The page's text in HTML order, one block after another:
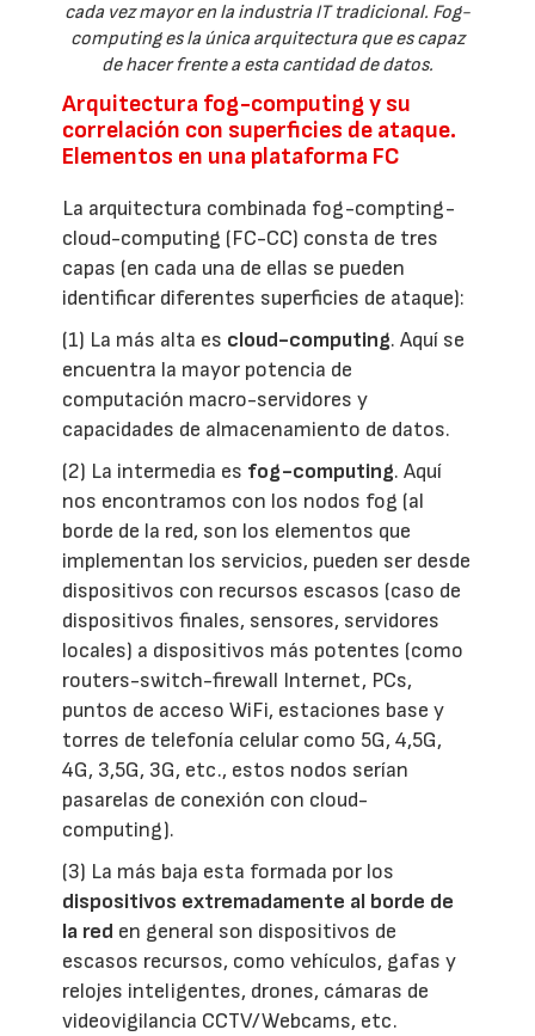
cada vez mayor en la industria IT tradicional. Fog-
computing es la única arquitectura que es capaz
de hacer frente a esta cantidad de datos.
Arquitectura fog-computing y su
correlación con superficies de ataque.
Elementos en una plataforma FC
La arquitectura combinada fog-compting-
cloud-computing (FC-CC) consta de tres
capas (en cada una de ellas se pueden
identificar diferentes superficies de ataque):
(1) La más alta es cloud-computing. Aquí se
encuentra la mayor potencia de
computación macro-servidores y
capacidades de almacenamiento de datos.
(2) La intermedia es fog-computing. Aquí
nos encontramos con los nodos fog (al
borde de la red, son los elementos que
implementan los servicios, pueden ser desde
dispositivos con recursos escasos (caso de
dispositivos finales, sensores, servidores
locales) a dispositivos más potentes (como
routers-switch-firewall Internet, PCs,
puntos de acceso WiFi, estaciones base y
torres de telefonía celular como 5G, 4,5G,
4G, 3,5G, 3G, etc., estos nodos serían
pasarelas de conexión con cloud-
computing).
(3) La más baja esta formada por los
dispositivos extremadamente al borde de
la red en general son dispositivos de
escasos recursos, como vehículos, gafas y
relojes inteligentes, drones, cámaras de
videovigilancia CCTV/Webcams, etc.